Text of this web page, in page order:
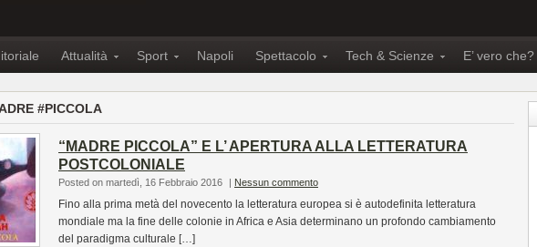
Attualità Sport Napoli Spettacolo Tech & Scienze E’ vero che?
#PICCOLA
“MADRE PICCOLA” E L’ APERTURA ALLA LETTERATURA
POSTCOLONIALE
Posted on martedì, 16 Febbraio 2016 | Nessun commento
Fino alla prima metà del novecento la letteratura europea si è autodefinita letteratura
mondiale ma la fine delle colonie in Africa e Asia determinano un profondo cambiamento
del paradigma culturale […]